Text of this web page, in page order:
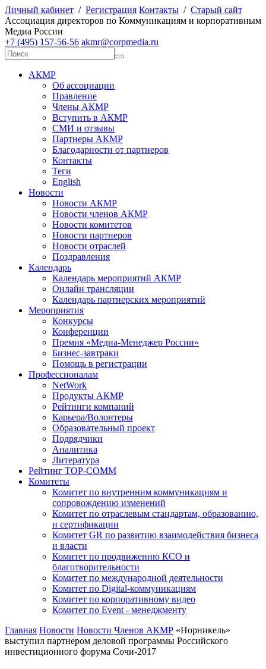
Личный кабинет / Регистрация Контакты / Старый сайт
Ассоциация директоров по Коммуникациям и корпоративным
Медиа России
+7 (495) 157-56-56 akmr@corpmedia.ru
АКМР
Об ассоциации
Правление
Члены АКМР
Вступить в АКМР
СМИ и отзывы
Партнеры АКМР
Благодарности от партнеров
Контакты
Теги
English
Новости
Новости АКМР
Новости членов АКМР
Новости комитетов
Новости партнеров
Новости отраслей
Поздравления
Календарь
Календарь мероприятий АКМР
Онлайн трансляции
Календарь партнерских мероприятий
Мероприятия
Конкурсы
Конференции
Премия «Медиа-Менеджер России»
Бизнес-завтраки
Помощь в регистрации
Профессионалам
NetWork
Продукты АКМР
Рейтинги компаний
Карьера/Волонтеры
Образовательный проект
Подрядчики
Аналитика
Литература
Рейтинг TOP-COMM
Комитеты
Комитет по внутренним коммуникациям и
сопровождению изменений
Комитет по отраслевым стандартам, образованию,
и сертификации
Комитет GR по развитию взаимодействия бизнеса
и власти
Комитет по продвижению КСО и
благотворительности
Комитет по международной деятельности
Комитет по Digital-коммуникациям
Комитет по корпоративному видео
Комитет по Event - менеджменту
Главная Новости Новости Членов АКМР «Норникель»
выступил партнером деловой программы Российского
инвестиционного форума Сочи-2017